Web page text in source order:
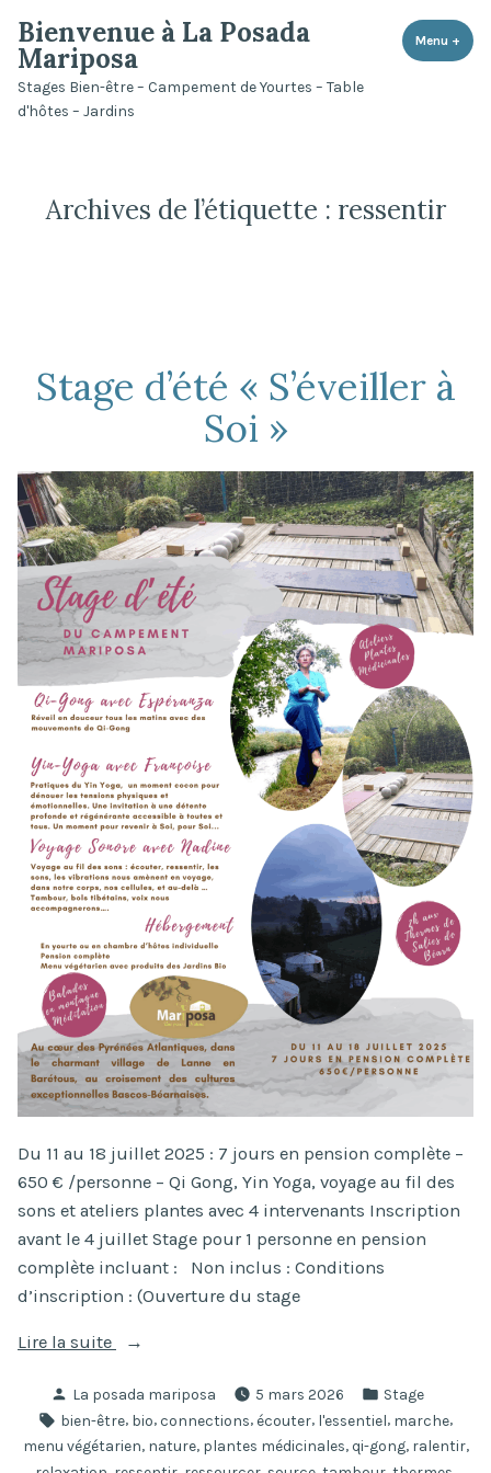
au
contenu
Bienvenue à La Posada
Mariposa
Stages Bien-être – Campement de Yourtes – Table
d'hôtes – Jardins
Menu +
Archives de l’étiquette : ressentir
Stage d’été « S’éveiller à
Soi »
Du 11 au 18 juillet 2025 : 7 jours en pension complète –
650 € /personne – Qi Gong, Yin Yoga, voyage au fil des
sons et ateliers plantes avec 4 intervenants Inscription
avant le 4 juillet Stage pour 1 personne en pension
complète incluant : Non inclus : Conditions
d’inscription : (Ouverture du stage
Lire la suite
« Stage
« S’éveiller
à
Soi » »
Publié
par
La posada mariposa 5 mars 2026
Publié
dans
Stage
Étiquettes :
bien-être bio connections écouter l'essentiel marche
menu végétarien nature, plantes médicinales qi-gong, ralentir,